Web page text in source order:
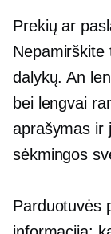
Prekių ar
Nepamirškite
dalykų. An
bei lengvai
aprašymas ir
sėkmingos
Parduotuvės